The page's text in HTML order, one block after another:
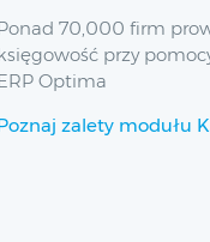
70,000 firm
przy
Optima
zalety modułu